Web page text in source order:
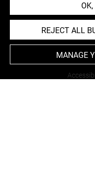
REJECT ALL
MANAGE